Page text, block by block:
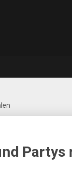
Partys